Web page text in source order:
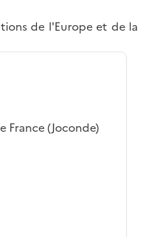
de l'Europe et de la
France (Joconde)